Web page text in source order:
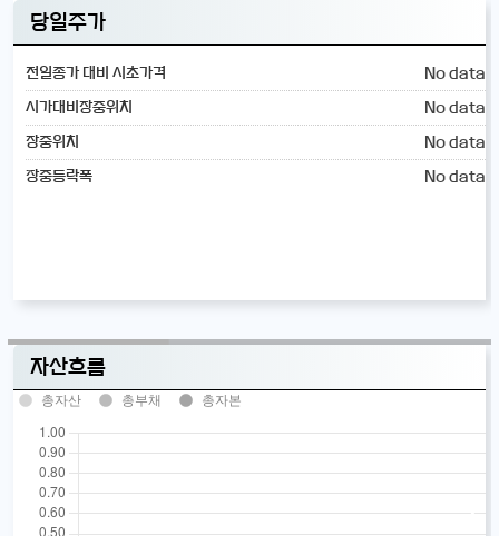
당일주가
전일종가 대비 시초가격 No data
시가대비장중위치 No data
장중위치 No data
장중등락폭 No data
자산흐름
총자산 총부채 총자본